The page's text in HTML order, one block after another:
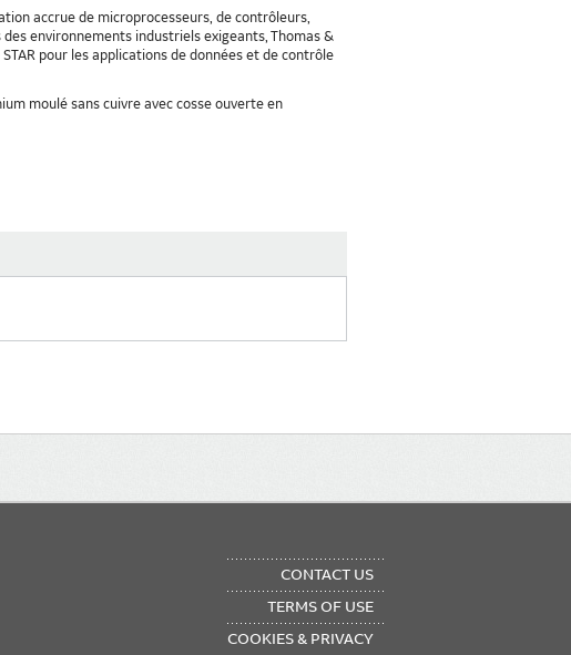
accrue de microprocesseurs, de contrôleurs,
environnements industriels exigeants, Thomas &
pour les applications de données et de contrôle
moulé sans cuivre avec cosse ouverte en
CONTACT US
TERMS OF USE
COOKIES & PRIVACY